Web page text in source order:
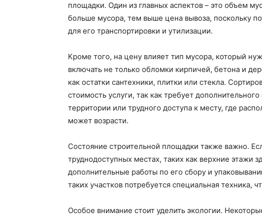
площадки. Один из главных аспектов – это объем
больше мусора, тем выше цена вывоза, поскольку
для его транспортировки и утилизации.
Кроме того, на цену влияет тип мусора, который
включать не только обломки кирпичей, бетона и
как остатки сантехники, плитки или стекла.
стоимость услуги, так как требует
территории или трудного доступа к месту, где
может возрасти.
Состояние строительной площадки также важно.
труднодоступных местах, таких как верхние этажи
дополнительные работы по его сбору и
таких участков потребуется специальная техника,
Особое внимание стоит уделить экологии.